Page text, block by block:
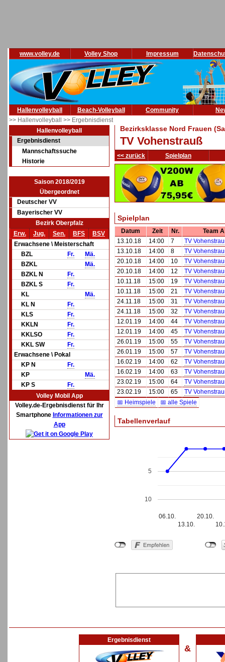
www.volley.de Volley Shop Impressum
Hallenvolleyball Beach-Volleyball Community
>> Hallenvolleyball >> Ergebnisdienst
Hallenvolleyball
Ergebnisdienst
Mannschaftssuche
Historie
Saison 2018/2019
Übergeordnet
Deutscher VV
Bayerischer VV
Bezirk Oberpfalz
Erw.
Jug. Sen. BFS
BSV
Erwachsene \ Meisterschaft
BZL
Fr.
Mä.
BZKL
Mä.
BZKL N
Fr.
BZKL S
Fr.
KL
Mä.
KL N
Fr.
KLS
Fr.
KKLN
Fr.
KKLSO
Fr.
KKL SW
Fr.
Erwachsene \ Pokal
KP N
Fr.
KP
Mä.
KP S
Fr.
Volley Mobil App
Volley.de-Ergebnisdienst für Ihr
Smartphone Informationen zur
App
Bezirksklasse Nord Frauen
TV Vohenstrauß
<< zurück Spielplan
Spielplan
Datum Zeit Nr.
Team A
13.10.18
14:00 7
TV
13.10.18
14:00 8
TV
20.10.18
14:00 10
TV
20.10.18
14:00 12
TV
10.11.18
15:00 19
TV
10.11.18
15:00 21
TV
24.11.18
15:00 31
TV
24.11.18
15:00 32
TV
12.01.19
14:00 44
TV
12.01.19
14:00 45
TV
26.01.19
15:00 55
TV
26.01.19
15:00 57
TV
16.02.19
14:00 62
TV
16.02.19
14:00 63
TV
23.02.19
15:00 64
TV
23.02.19
15:00 65
TV
📅 Heimspiele
📅 alle Spiele
Tabellenverlauf
06.10.
13.10.
20.10.
5
10
Ergebnisdienst
&